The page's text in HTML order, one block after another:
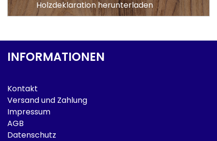
Holzdeklaration herunterladen
INFORMATIONEN
Kontakt
Versand und Zahlung
Impressum
AGB
Datenschutz